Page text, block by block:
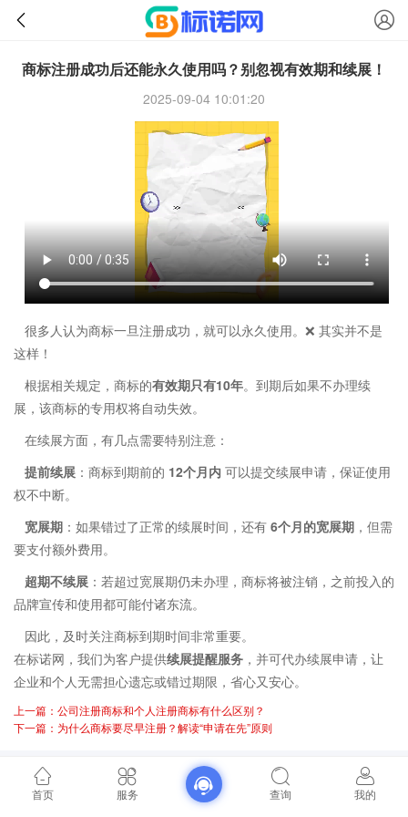
商标注册成功后还能永久使用吗？别忽视有效期和续展！
2025-09-04 10:01:20
很多人认为商标一旦注册成功，就可以永久使用。❌ 其实并不是
这样！
根据相关规定，商标的有效期只有10年。到期后如果不办理续
展，该商标的专用权将自动失效。
在续展方面，有几点需要特别注意：
提前续展 ：商标到期前的 12个月内 可以提交续展申请，保证使用
权不中断。
宽展期 ：如果错过了正常的续展时间，还有 6个月的宽展期 ，但需
要支付额外费用。
超期不续展 ：若超过宽展期仍未办理，商标将被注销，之前投入的
品牌宣传和使用都可能付诸东流。
因此，及时关注商标到期时间非常重要。
在标诺网，我们为客户提供续展提醒服务 ，并可代办续展申请，让
企业和个人无需担心遗忘或错过期限，省心又安心。
上一篇：公司注册商标和个人注册商标有什么区别？
下一篇：为什么商标要尽早注册？解读“申请在先”原则
首页 服务 查询 我的